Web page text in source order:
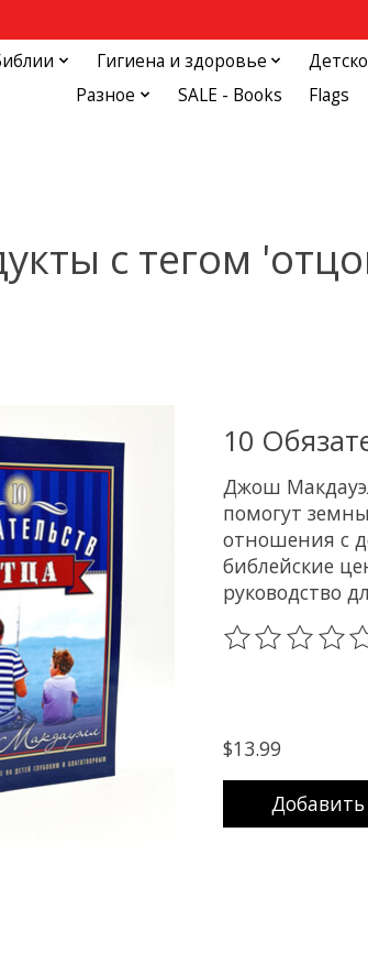
Гигиена и здоровье
Разное
SALE - Books Flags
с тегом
10
Джош
помогут
отношения с
библейские
руководство
The rating of
$13.99